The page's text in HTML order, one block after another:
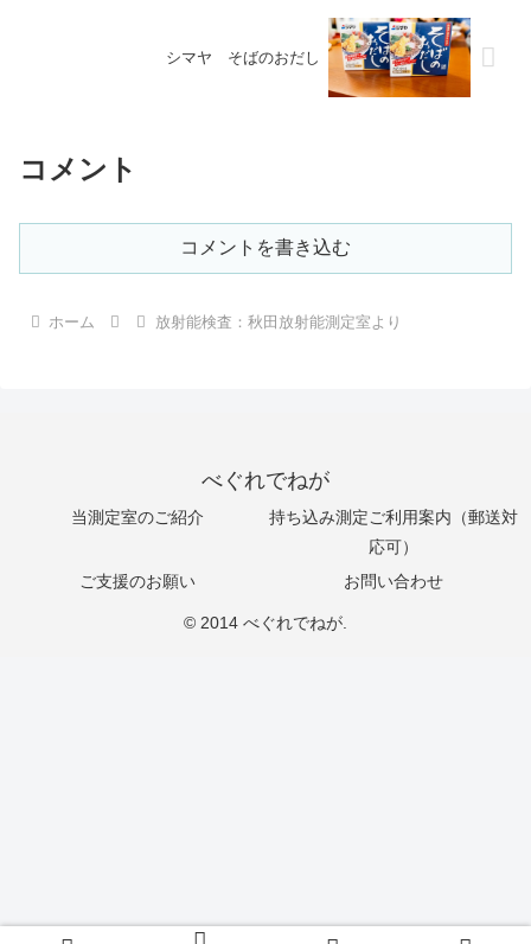
シマヤ そばのおだし
コメント
コメントを書き込む
ホーム 放射能検査：秋田放射能測定室より
べぐれでねが
当測定室のご紹介
持ち込み測定ご利用案内（郵送対
応可）
ご支援のお願い
お問い合わせ
© 2014 べぐれでねが.